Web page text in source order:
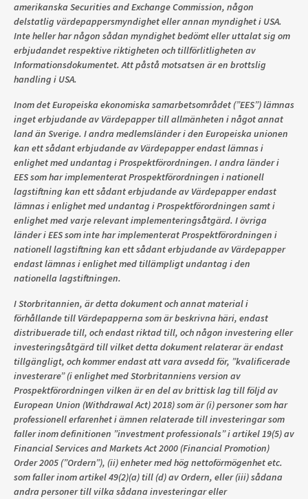
amerikanska Securities and Exchange Commission, någon
delstatlig värdepappersmyndighet eller annan myndighet i USA.
Inte heller har någon sådan myndighet bedömt eller uttalat sig om
erbjudandet respektive riktigheten och tillförlitligheten av
Informationsdokumentet. Att påstå motsatsen är en brottslig
handling i USA.
Inom det Europeiska ekonomiska samarbetsområdet (”EES”) lämnas
inget erbjudande av Värdepapper till allmänheten i något annat
land än Sverige. I andra medlemsländer i den Europeiska unionen
kan ett sådant erbjudande av Värdepapper endast lämnas i
enlighet med undantag i Prospektförordningen. I andra länder i
EES som har implementerat Prospektförordningen i nationell
lagstiftning kan ett sådant erbjudande av Värdepapper endast
lämnas i enlighet med undantag i Prospektförordningen samt i
enlighet med varje relevant implementeringsåtgärd. I övriga
länder i EES som inte har implementerat Prospektförordningen i
nationell lagstiftning kan ett sådant erbjudande av Värdepapper
endast lämnas i enlighet med tillämpligt undantag i den
nationella lagstiftningen.
I Storbritannien, är detta dokument och annat material i
förhållande till Värdepapperna som är beskrivna häri, endast
distribuerade till, och endast riktad till, och någon investering eller
investeringsåtgärd till vilket detta dokument relaterar är endast
tillgängligt, och kommer endast att vara avsedd för, ”kvalificerade
investerare” (i enlighet med Storbritanniens version av
Prospektförordningen vilken är en del av brittisk lag till följd av
European Union (Withdrawal Act) 2018) som är (i) personer som har
professionell erfarenhet i ämnen relaterade till investeringar som
faller inom definitionen ”investment professionals” i artikel 19(5) av
Financial Services and Markets Act 2000 (Financial Promotion)
Order 2005 (”Ordern”), (ii) enheter med hög nettoförmögenhet etc.
som faller inom artikel 49(2)(a) till (d) av Ordern, eller (iii) sådana
andra personer till vilka sådana investeringar eller